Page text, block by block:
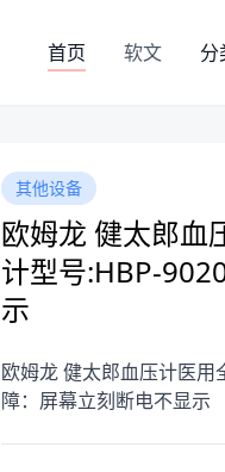
首页 软文 分
其他设备
欧姆龙 健太郎血
计型号:HBP-
示
欧姆龙 健太郎血压计医
障：屏幕立刻断电不显示